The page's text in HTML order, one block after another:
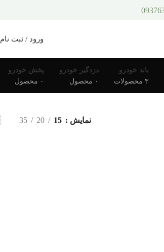
ورود / ثبت نام
باند خودرو
۳ محصولات
دزدگیر خودرو
۰ محصول
پخش خودرو
۰ محصول
نمایش 15
20
35